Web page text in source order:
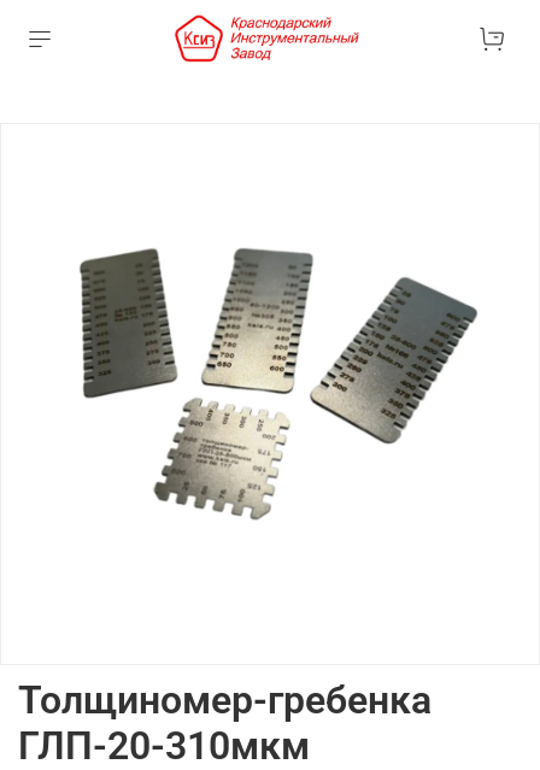
Толщиномер-гребенка
ГЛП-20-310мкм